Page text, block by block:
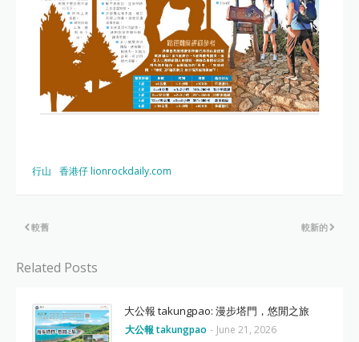
行山 香港仔 lionrockdaily.com
較新的
較舊
Related Posts
大公報 takungpao: 漫步塔門，悠閒之旅
大公報 takungpao - June 21, 2026